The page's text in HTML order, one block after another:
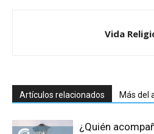
Vida
Artículos relacionados Más del
¿Quién